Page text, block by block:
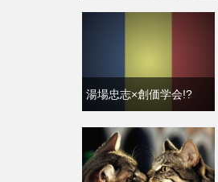
湯場忠志×創価学会!?